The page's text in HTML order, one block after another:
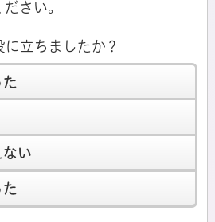
さい。
立ちましたか？
ない